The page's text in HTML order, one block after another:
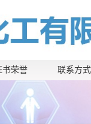
书荣誉 联系方式